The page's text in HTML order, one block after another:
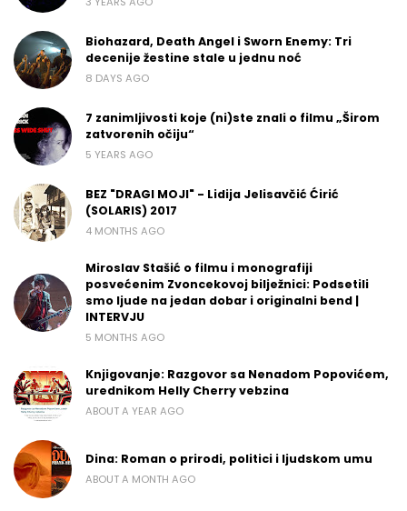
Biohazard, Death Angel i Sworn Enemy: Tri
decenije žestine stale u jednu noć
8 DAYS AGO
7 zanimljivosti koje (ni)ste znali o filmu „Širom
zatvorenih očiju“
5 YEARS AGO
BEZ "DRAGI MOJI" - Lidija Jelisavčić Ćirić
(SOLARIS) 2017
4 MONTHS AGO
Miroslav Stašić o filmu i monografiji
posvećenim Zvoncekovoj bilježnici: Podsetili
smo ljude na jedan dobar i originalni bend |
INTERVJU
5 MONTHS AGO
Knjigovanje: Razgovor sa Nenadom Popovićem,
urednikom Helly Cherry vebzina
ABOUT A YEAR AGO
Dina: Roman o prirodi, politici i ljudskom umu
ABOUT A MONTH AGO